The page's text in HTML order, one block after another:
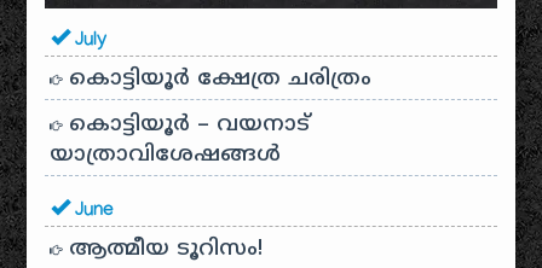
July
കൊട്ടിയൂർ ക്ഷേത്ര ചരിത്രം
കൊട്ടിയൂർ – വയനാട്
യാത്രാവിശേഷങ്ങൾ
June
ആത്മീയ ടൂറിസം!